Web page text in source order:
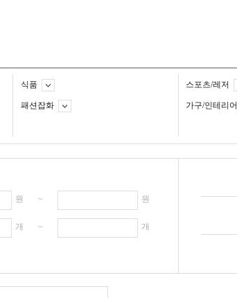
식품 스포츠/레저
패션잡화 가구/인테리어
원 ~ 원
개 ~ 개